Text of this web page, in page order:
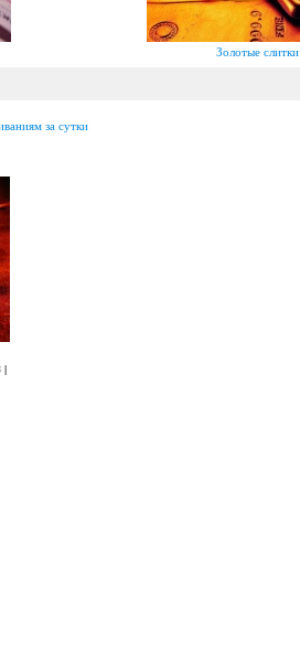
Золотые слитки
за сутки
|